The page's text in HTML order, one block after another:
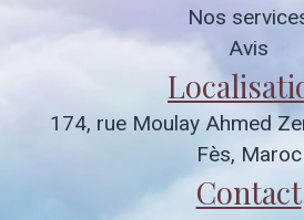
Nos
Avis
174, rue Moulay Ahmed
Fès, Maroc
Contact